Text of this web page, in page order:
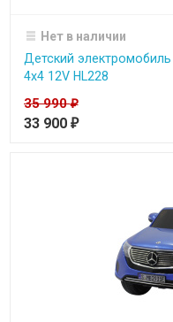
Нет в наличии
Детский электромобиль
4x4 12V HL228
35 990₽
33 900 ₽